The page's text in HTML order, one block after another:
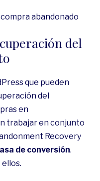
del
que pueden
del
en
trabajar en conjunto
Recovery
de conversión.